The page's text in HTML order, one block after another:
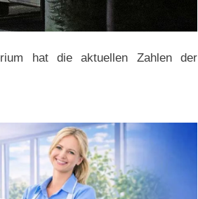
hat die aktuellen Zahlen der